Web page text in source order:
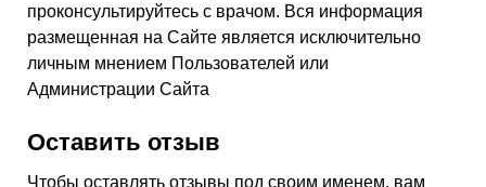
проконсультируйтесь с врачом. Вся информация
размещенная на Сайте является исключительно
личным мнением Пользователей или
Администрации Сайта
Оставить отзыв
Чтобы оставлять отзывы под своим именем, вам